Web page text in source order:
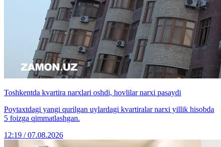
Toshkentda kvartira narxlari oshdi, hovlilar narxi pasaydi
Poytaxtdagi yangi qurilgan uylardagi kvartiralar narxi yillik hisobda
5 foizga qimmatlashgan.
12:19 / 07.08.2026